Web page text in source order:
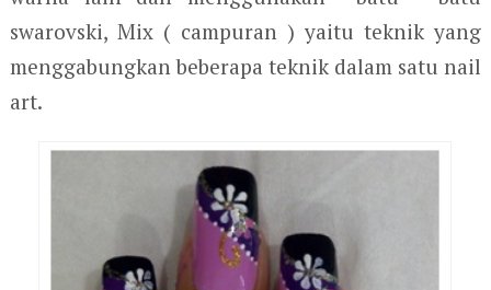
swarovski, Mix ( campuran ) yaitu teknik yang
menggabungkan beberapa teknik dalam satu nail
art.